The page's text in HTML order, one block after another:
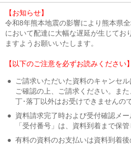
【お知らせ】
令和8年熊本地震の影響により熊本県
において配達に大幅な遅延が生じてお
ますようお願いいたします。
【以下のご注意を必ずお読みください】
●
ご請求いただいた資料のキャンセ
ご確認の上、ご請求ください。ま
丁･落丁以外はお受けできませんの
● 資料請求完了時および受付確認メ
「受付番号」は、資料到着まで保
● 有料の資料のお支払いは資料到着